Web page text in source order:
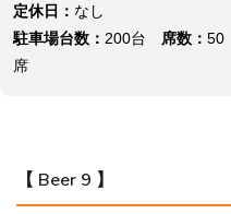
定休日： なし
駐車場台数： 200台 席数： 50
席
【 Beer 9 】